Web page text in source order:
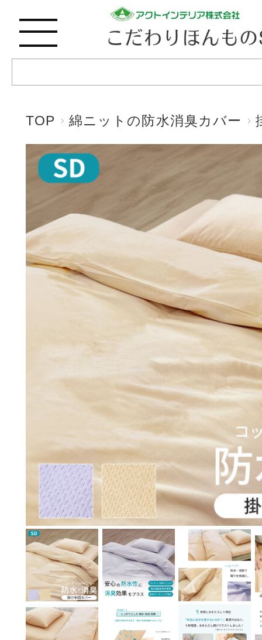
TOP 綿ニットの防水消臭カバー